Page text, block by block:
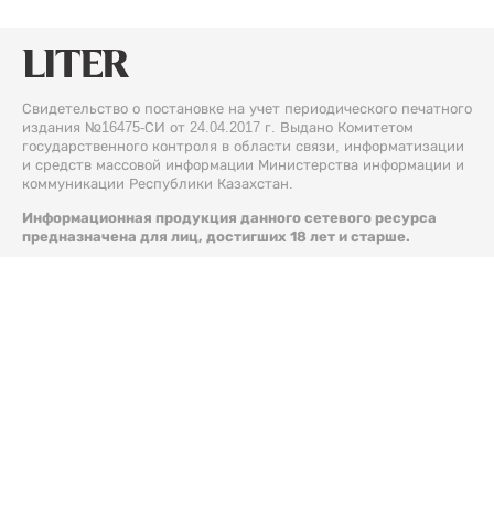
Свидетельство о постановке на учет периодического печатного
издания №16475-СИ от 24.04.2017 г. Выдано Комитетом
государственного контроля в области связи, информатизации
и средств массовой информации Министерства информации и
коммуникации Республики Казахстан.
Информационная продукция данного сетевого ресурса
предназначена для лиц, достигших 18 лет и старше.